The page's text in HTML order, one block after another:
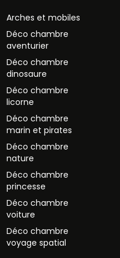
Arches et mobiles
Déco chambre
aventurier
Déco chambre
dinosaure
Déco chambre
licorne
Déco chambre
marin et pirates
Déco chambre
nature
Déco chambre
princesse
Déco chambre
voiture
Déco chambre
voyage spatial